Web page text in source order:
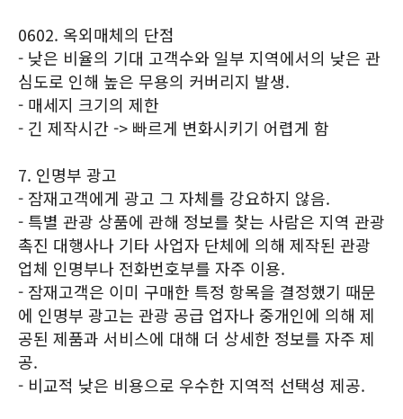
0602. 옥외매체의 단점
- 낮은 비율의 기대 고객수와 일부 지역에서의 낮은 관
심도로 인해 높은 무용의 커버리지 발생.
- 매세지 크기의 제한
- 긴 제작시간 -> 빠르게 변화시키기 어렵게 함
7. 인명부 광고
- 잠재고객에게 광고 그 자체를 강요하지 않음.
- 특별 관광 상품에 관해 정보를 찾는 사람은 지역 관광
촉진 대행사나 기타 사업자 단체에 의해 제작된 관광
업체 인명부나 전화번호부를 자주 이용.
- 잠재고객은 이미 구매한 특정 항목을 결정했기 때문
에 인명부 광고는 관광 공급 업자나 중개인에 의해 제
공된 제품과 서비스에 대해 더 상세한 정보를 자주 제
공.
- 비교적 낮은 비용으로 우수한 지역적 선택성 제공.